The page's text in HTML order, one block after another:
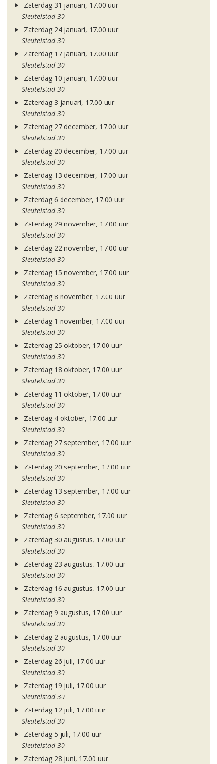
Zaterdag 31 januari, 17.00 uur
Sleutelstad 30
Zaterdag 24 januari, 17.00 uur
Sleutelstad 30
Zaterdag 17 januari, 17.00 uur
Sleutelstad 30
Zaterdag 10 januari, 17.00 uur
Sleutelstad 30
Zaterdag 3 januari, 17.00 uur
Sleutelstad 30
Zaterdag 27 december, 17.00 uur
Sleutelstad 30
Zaterdag 20 december, 17.00 uur
Sleutelstad 30
Zaterdag 13 december, 17.00 uur
Sleutelstad 30
Zaterdag 6 december, 17.00 uur
Sleutelstad 30
Zaterdag 29 november, 17.00 uur
Sleutelstad 30
Zaterdag 22 november, 17.00 uur
Sleutelstad 30
Zaterdag 15 november, 17.00 uur
Sleutelstad 30
Zaterdag 8 november, 17.00 uur
Sleutelstad 30
Zaterdag 1 november, 17.00 uur
Sleutelstad 30
Zaterdag 25 oktober, 17.00 uur
Sleutelstad 30
Zaterdag 18 oktober, 17.00 uur
Sleutelstad 30
Zaterdag 11 oktober, 17.00 uur
Sleutelstad 30
Zaterdag 4 oktober, 17.00 uur
Sleutelstad 30
Zaterdag 27 september, 17.00 uur
Sleutelstad 30
Zaterdag 20 september, 17.00 uur
Sleutelstad 30
Zaterdag 13 september, 17.00 uur
Sleutelstad 30
Zaterdag 6 september, 17.00 uur
Sleutelstad 30
Zaterdag 30 augustus, 17.00 uur
Sleutelstad 30
Zaterdag 23 augustus, 17.00 uur
Sleutelstad 30
Zaterdag 16 augustus, 17.00 uur
Sleutelstad 30
Zaterdag 9 augustus, 17.00 uur
Sleutelstad 30
Zaterdag 2 augustus, 17.00 uur
Sleutelstad 30
Zaterdag 26 juli, 17.00 uur
Sleutelstad 30
Zaterdag 19 juli, 17.00 uur
Sleutelstad 30
Zaterdag 12 juli, 17.00 uur
Sleutelstad 30
Zaterdag 5 juli, 17.00 uur
Sleutelstad 30
Zaterdag 28 juni, 17.00 uur